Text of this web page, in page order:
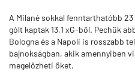
A Milané sokkal fenntarthatóbb
gólt kaptak 13,1 xG-ből. Pechük
Bologna és a Napoli is rosszabb
bajnokságban, akik amennyiben
megelőzheti őket.